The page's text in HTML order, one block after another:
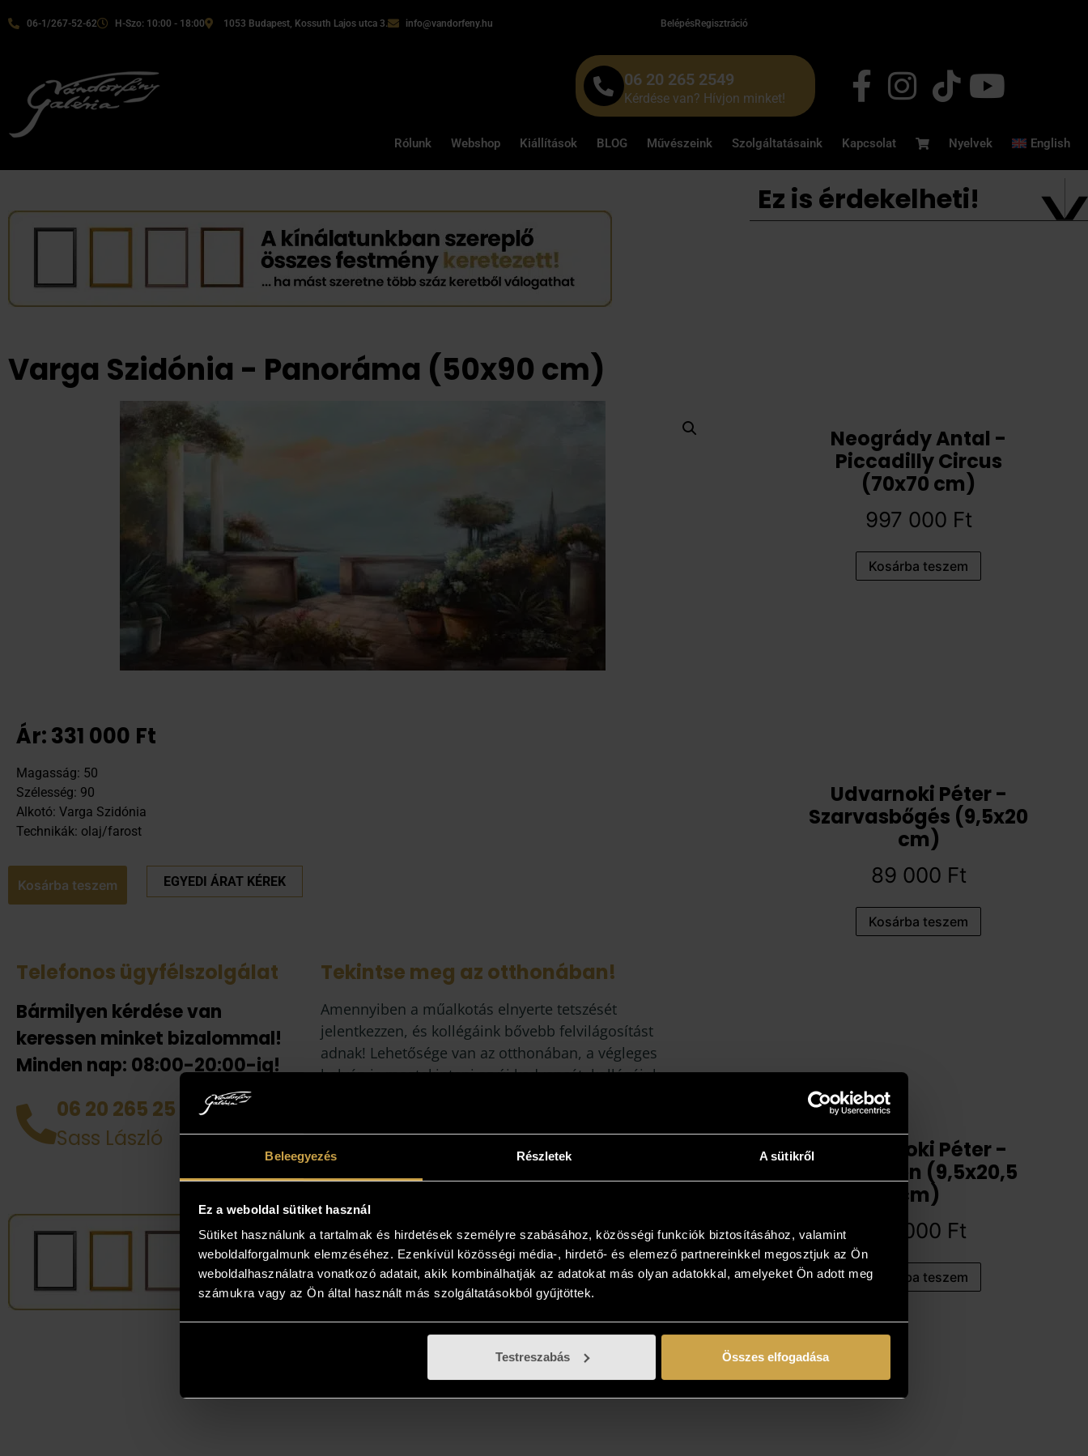
Beleegyezés Részletek A sütikről
Ez a weboldal sütiket használ
Sütiket használunk a tartalmak és hirdetések személyre szabásához, közösségi funkciók biztosításához, valamint
weboldalforgalmunk elemzéséhez. Ezenkívül közösségi média-, hirdető- és elemező partnereinkkel megosztjuk az Ön
weboldalhasználatra vonatkozó adatait, akik kombinálhatják az adatokat más olyan adatokkal, amelyeket Ön adott meg
számukra vagy az Ön által használt más szolgáltatásokból gyűjtöttek.
Testreszabás Összes elfogadása
06-1/267-52-62 H-Szo: 10:00 - 18:00 1053 Budapest, Kossuth Lajos utca 3. info@vandorfeny.hu BelépésRegisztráció
06 20 265 2549
Kérdése van? Hívjon minket!
Rólunk Webshop Kiállítások BLOG Művészeink Szolgáltatásaink Kapcsolat Nyelvek English
Varga Szidónia - Panoráma (50x90 cm)
Ár:331 000 Ft
Magasság: 50
Szélesség: 90
Alkotó: Varga Szidónia
Technikák: olaj/farost
Kosárba teszem EGYEDI ÁRAT KÉREK
Telefonos ügyfélszolgálat
Bármilyen kérdése van
keressen minket bizalommal!
Minden nap: 08:00-20:00-ig!
06 20 265 25 49
Sass László
Tekintse meg az otthonában!
Amennyiben a műalkotás elnyerte tetszését
jelentkezzen, és kollégáink bővebb felvilágosítást
adnak! Lehetősége van az otthonában, a végleges
helyén is megtekinteni az új kedvencét, kollégáink
alkotásokat, és vásárolja meg azt, ami élőben a
legjobban tetszik!
Ez is érdekelheti!
Neogrády Antal -
Piccadilly Circus
(70x70 cm)
997 000 Ft
Kosárba teszem
Udvarnoki Péter -
Szarvasbőgés (9,5x20
cm)
89 000 Ft
Kosárba teszem
Udvarnoki Péter -
Csendben (9,5x20,5
cm)
89 000 Ft
Kosárba teszem